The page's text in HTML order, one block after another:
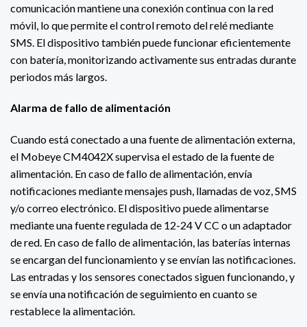
comunicación mantiene una conexión continua con la red
móvil, lo que permite el control remoto del relé mediante
SMS. El dispositivo también puede funcionar eficientemente
con batería, monitorizando activamente sus entradas durante
periodos más largos.
Alarma de fallo de alimentación
Cuando está conectado a una fuente de alimentación externa,
el Mobeye CM4042X supervisa el estado de la fuente de
alimentación. En caso de fallo de alimentación, envía
notificaciones mediante mensajes push, llamadas de voz, SMS
y/o correo electrónico. El dispositivo puede alimentarse
mediante una fuente regulada de 12-24 V CC o un adaptador
de red. En caso de fallo de alimentación, las baterías internas
se encargan del funcionamiento y se envían las notificaciones.
Las entradas y los sensores conectados siguen funcionando, y
se envía una notificación de seguimiento en cuanto se
restablece la alimentación.